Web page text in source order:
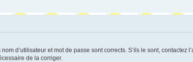
d’utilisateur et mot de passe sont corrects. S’ils le sont,
de la corriger.